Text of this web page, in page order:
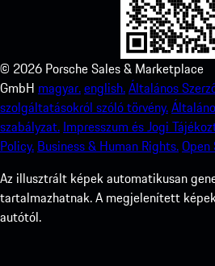
© 2026 Porsche Sales & Marketplace
GmbH magyar.english.Általános
szolgáltatásokról szóló törvény.
szabályzat. Impresszum és Jogi
Policy. Business & Human Rights.
Az illusztrált képek automatikusan
tartalmazhatnak. A megjelenített
autótól.